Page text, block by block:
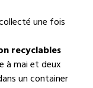
une fois
recyclables
à mai et deux
un container